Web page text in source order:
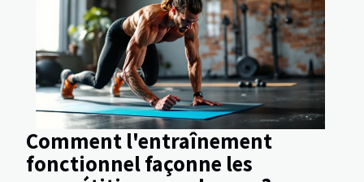
Comment l'entraînement
fonctionnel façonne les